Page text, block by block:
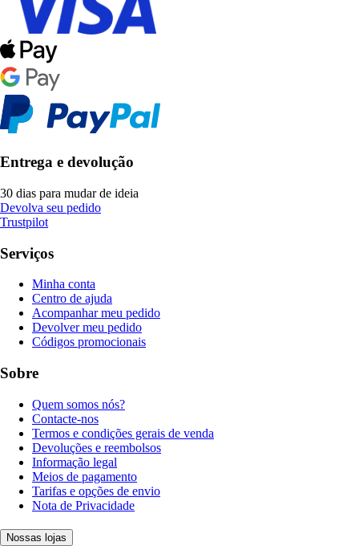
Entrega e devolução
30 dias para mudar de ideia
Devolva seu pedido
Trustpilot
Serviços
Minha conta
Centro de ajuda
Acompanhar meu pedido
Devolver meu pedido
Códigos promocionais
Sobre
Quem somos nós?
Contacte-nos
Termos e condições gerais de venda
Devoluções e reembolsos
Informação legal
Meios de pagamento
Tarifas e opções de envio
Nota de Privacidade
Nossas lojas